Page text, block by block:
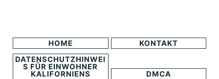
HOME
KONTAKT
DATENSCHUTZHINWEI
S FÜR EINWOHNER
KALIFORNIENS
DMCA